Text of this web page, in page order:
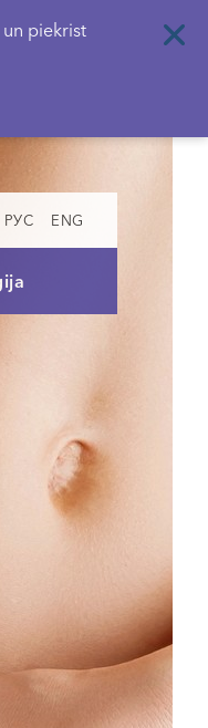
piekrist
РУС ENG